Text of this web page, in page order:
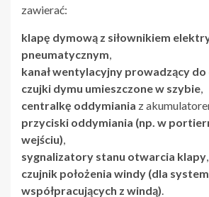
zawierać:
klapę dymową z siłownikiem
pneumatycznym,
kanał wentylacyjny prowadzący do
czujki dymu umieszczone w szybie,
centralkę oddymiania z
przyciski oddymiania (np. w
wejściu),
sygnalizatory stanu otwarcia klapy,
czujnik położenia windy (dla
współpracujących z windą).